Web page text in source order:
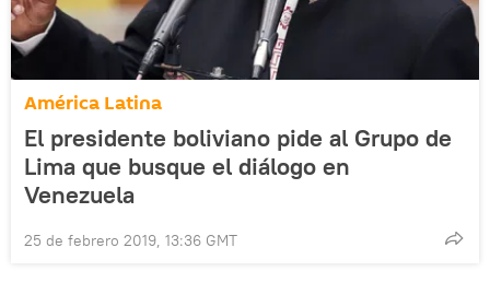
América Latina
El presidente boliviano pide al Grupo de
Lima que busque el diálogo en
Venezuela
25 de febrero 2019, 13:36 GMT